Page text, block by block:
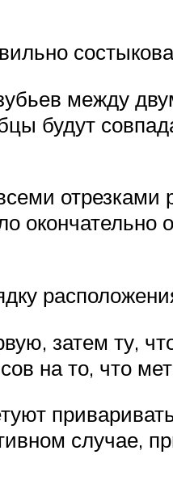
между
будут
окончательно
затем ту,
на то, что
случае,